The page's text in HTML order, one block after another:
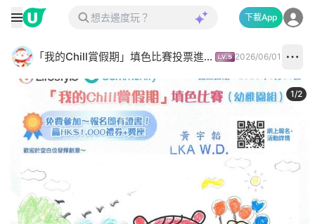
下載App
「我的Chill賞假期」填色比賽投票進行中✅ 2026/06/01
1/2